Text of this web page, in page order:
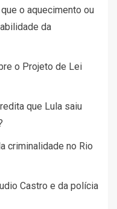
o aquecimento ou
da
o Projeto de Lei
que Lula saiu
criminalidade no Rio
Castro e da polícia